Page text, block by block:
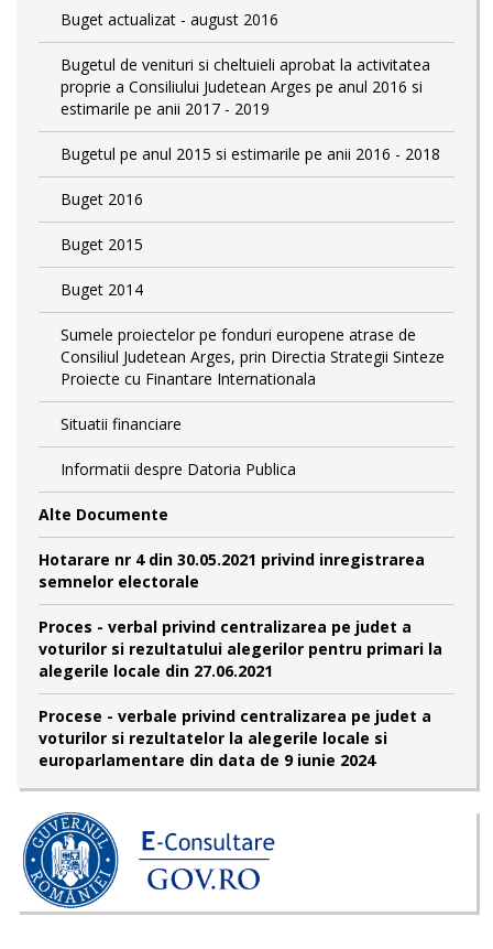
Buget actualizat - august 2016
Bugetul de venituri si cheltuieli aprobat la activitatea
proprie a Consiliului Judetean Arges pe anul 2016 si
estimarile pe anii 2017 - 2019
Bugetul pe anul 2015 si estimarile pe anii 2016 - 2018
Buget 2016
Buget 2015
Buget 2014
Sumele proiectelor pe fonduri europene atrase de
Consiliul Judetean Arges, prin Directia Strategii Sinteze
Proiecte cu Finantare Internationala
Situatii financiare
Informatii despre Datoria Publica
Alte Documente
Hotarare nr 4 din 30.05.2021 privind inregistrarea
semnelor electorale
Proces - verbal privind centralizarea pe judet a
voturilor si rezultatului alegerilor pentru primari la
alegerile locale din 27.06.2021
Procese - verbale privind centralizarea pe judet a
voturilor si rezultatelor la alegerile locale si
europarlamentare din data de 9 iunie 2024